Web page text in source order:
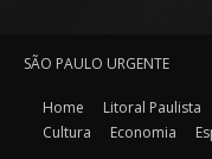
SÃO PAULO URGENTE
Home Litoral Paulista
Cultura
Economia